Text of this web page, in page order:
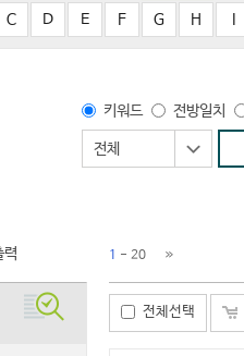
C D E F G H
키워드 전방일치
전체
력 1 - 20
전체선택